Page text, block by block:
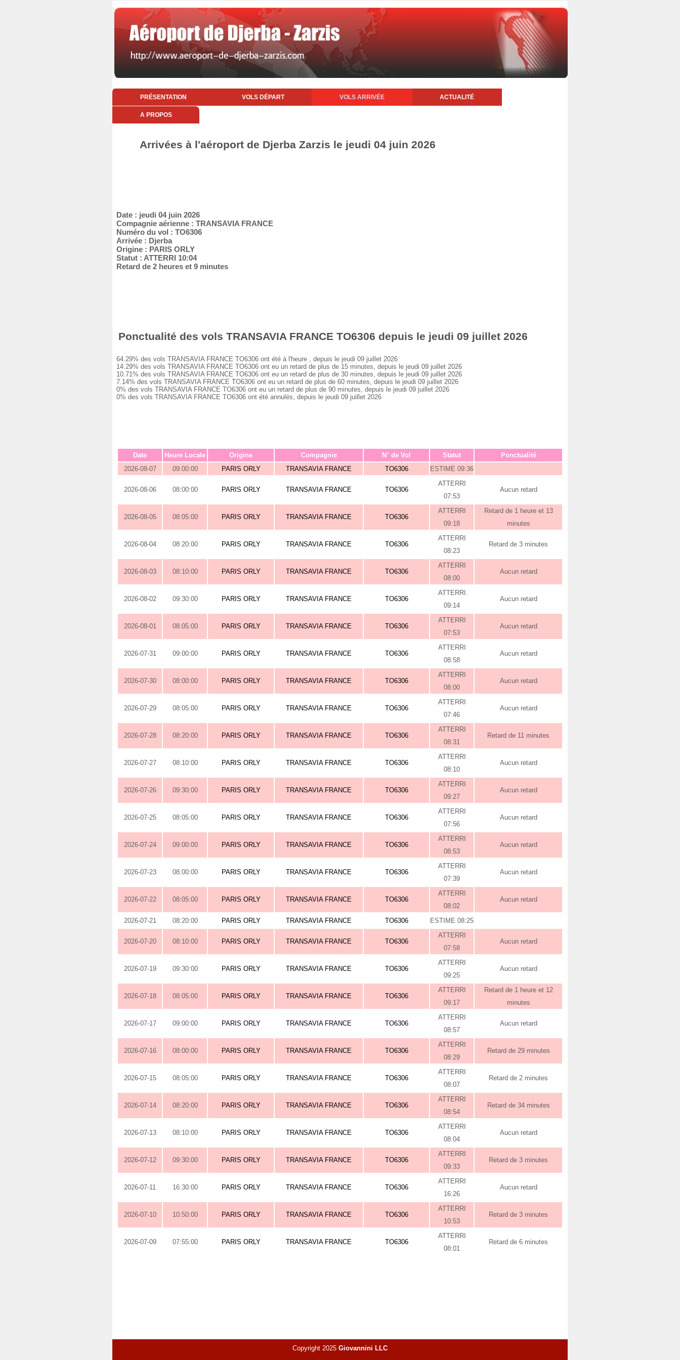
PRÉSENTATION VOLS DÉPART VOLS ARRIVÉE ACTUALITÉ
A PROPOS
Arrivées à l'aéroport de Djerba Zarzis le jeudi 04 juin 2026
Date : jeudi 04 juin 2026
Compagnie aérienne : TRANSAVIA FRANCE
Numéro du vol : TO6306
Arrivée : Djerba
Origine : PARIS ORLY
Statut : ATTERRI 10:04
Retard de 2 heures et 9 minutes
Ponctualité des vols TRANSAVIA FRANCE TO6306 depuis le jeudi 09 juillet 2026
64.29% des vols TRANSAVIA FRANCE TO6306 ont été à l'heure , depuis le jeudi 09 juillet 2026
14.29% des vols TRANSAVIA FRANCE TO6306 ont eu un retard de plus de 15 minutes, depuis le jeudi 09 juillet 2026
10.71% des vols TRANSAVIA FRANCE TO6306 ont eu un retard de plus de 30 minutes, depuis le jeudi 09 juillet 2026
7.14% des vols TRANSAVIA FRANCE TO6306 ont eu un retard de plus de 60 minutes, depuis le jeudi 09 juillet 2026
0% des vols TRANSAVIA FRANCE TO6306 ont eu un retard de plus de 90 minutes, depuis le jeudi 09 juillet 2026
0% des vols TRANSAVIA FRANCE TO6306 ont été annulés, depuis le jeudi 09 juillet 2026
Date Heure Locale Origine Compagnie N° de Vol Statut
Ponctualité
2026-08-07
09:00:00 PARIS ORLY TRANSAVIA FRANCE TO6306 ESTIME 09:36
2026-08-06 08:00:00 PARIS ORLY TRANSAVIA FRANCE TO6306
ATTERRI
07:53
Aucun retard
2026-08-05 08:05:00 PARIS ORLY TRANSAVIA FRANCE TO6306
ATTERRI
09:18
Retard de 1 heure et 13
minutes
2026-08-04 08:20:00 PARIS ORLY TRANSAVIA FRANCE TO6306
ATTERRI
08:23
Retard de 3 minutes
2026-08-03 08:10:00 PARIS ORLY TRANSAVIA FRANCE TO6306
ATTERRI
08:00
Aucun retard
2026-08-02 09:30:00 PARIS ORLY TRANSAVIA FRANCE TO6306
ATTERRI
09:14
Aucun retard
2026-08-01 08:05:00 PARIS ORLY TRANSAVIA FRANCE TO6306
ATTERRI
07:53
Aucun retard
2026-07-31 09:00:00 PARIS ORLY TRANSAVIA FRANCE TO6306
ATTERRI
08:58
Aucun retard
2026-07-30 08:00:00 PARIS ORLY TRANSAVIA FRANCE TO6306
ATTERRI
08:00
Aucun retard
2026-07-29 08:05:00 PARIS ORLY TRANSAVIA FRANCE TO6306
ATTERRI
07:46
Aucun retard
2026-07-28 08:20:00 PARIS ORLY TRANSAVIA FRANCE TO6306
ATTERRI
08:31
Retard de 11 minutes
2026-07-27 08:10:00 PARIS ORLY TRANSAVIA FRANCE TO6306
ATTERRI
08:10
Aucun retard
2026-07-26 09:30:00 PARIS ORLY TRANSAVIA FRANCE TO6306
ATTERRI
09:27
Aucun retard
2026-07-25 08:05:00 PARIS ORLY TRANSAVIA FRANCE TO6306
ATTERRI
07:56
Aucun retard
2026-07-24 09:00:00 PARIS ORLY TRANSAVIA FRANCE TO6306
ATTERRI
08:53
Aucun retard
2026-07-23 08:00:00 PARIS ORLY TRANSAVIA FRANCE TO6306
ATTERRI
07:39
Aucun retard
2026-07-22 08:05:00 PARIS ORLY TRANSAVIA FRANCE TO6306
ATTERRI
08:02
Aucun retard
2026-07-21 08:20:00 PARIS ORLY TRANSAVIA FRANCE TO6306 ESTIME 08:25
2026-07-20 08:10:00 PARIS ORLY TRANSAVIA FRANCE TO6306
ATTERRI
07:58
Aucun retard
2026-07-19 09:30:00 PARIS ORLY TRANSAVIA FRANCE TO6306
ATTERRI
09:25
Aucun retard
2026-07-18 08:05:00 PARIS ORLY TRANSAVIA FRANCE TO6306
ATTERRI
09:17
Retard de 1 heure et 12
minutes
2026-07-17 09:00:00 PARIS ORLY TRANSAVIA FRANCE TO6306
ATTERRI
08:57
Aucun retard
2026-07-16 08:00:00 PARIS ORLY TRANSAVIA FRANCE TO6306
ATTERRI
08:29
Retard de 29 minutes
2026-07-15 08:05:00 PARIS ORLY TRANSAVIA FRANCE TO6306
ATTERRI
08:07
Retard de 2 minutes
2026-07-14 08:20:00 PARIS ORLY TRANSAVIA FRANCE TO6306
ATTERRI
08:54
Retard de 34 minutes
2026-07-13 08:10:00 PARIS ORLY TRANSAVIA FRANCE TO6306
ATTERRI
08:04
Aucun retard
2026-07-12 09:30:00 PARIS ORLY TRANSAVIA FRANCE TO6306
ATTERRI
09:33
Retard de 3 minutes
2026-07-11 16:30:00 PARIS ORLY TRANSAVIA FRANCE TO6306
ATTERRI
16:26
Aucun retard
2026-07-10 10:50:00 PARIS ORLY TRANSAVIA FRANCE TO6306
ATTERRI
10:53
Retard de 3 minutes
2026-07-09 07:55:00 PARIS ORLY TRANSAVIA FRANCE TO6306
ATTERRI
08:01
Retard de 6 minutes
Copyright 2025 Giovannini LLC